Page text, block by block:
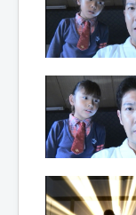
Année :2015
Toku-actrice(s) :
Nombre